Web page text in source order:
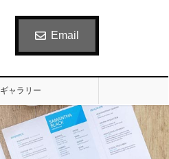
Email
ギャラリー